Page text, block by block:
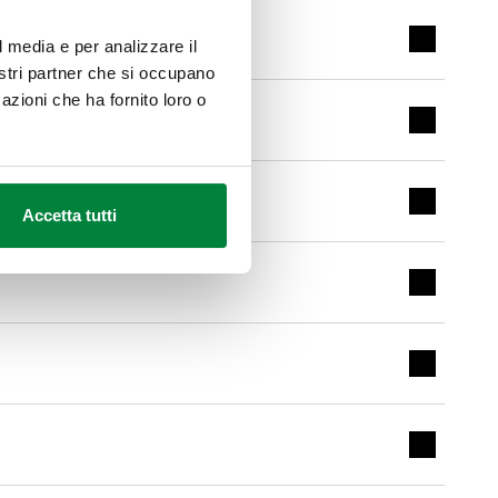
e per analizzare il
partner che si occupano
che ha fornito loro o
Accetta tutti
Espandi
Espandi
Espandi
Espandi
Espandi
Espandi